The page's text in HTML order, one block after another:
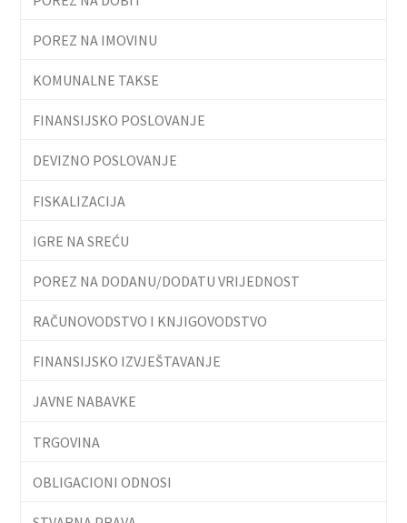
POREZ NA IMOVINU
KOMUNALNE TAKSE
FINANSIJSKO POSLOVANJE
DEVIZNO POSLOVANJE
FISKALIZACIJA
IGRE NA SREĆU
POREZ NA DODANU/DODATU VRIJEDNOST
RAČUNOVODSTVO I KNJIGOVODSTVO
FINANSIJSKO IZVJEŠTAVANJE
JAVNE NABAVKE
TRGOVINA
OBLIGACIONI ODNOSI